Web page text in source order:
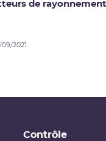
de
2021
Contrôle